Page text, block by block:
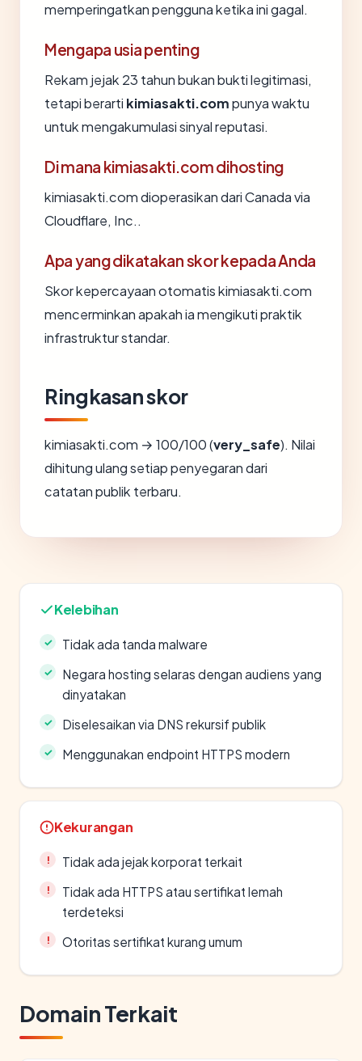
memperingatkan pengguna ketika ini gagal.
Mengapa usia penting
Rekam jejak 23 tahun bukan bukti legitimasi,
tetapi berarti kimiasakti.compunya waktu
untuk mengakumulasi sinyal reputasi.
Di mana kimiasakti.com dihosting
kimiasakti.com dioperasikan dari Canada via
Cloudflare, Inc..
Apa yang dikatakan skor kepada Anda
Skor kepercayaan otomatis kimiasakti.com
mencerminkan apakah ia mengikuti praktik
infrastruktur standar.
Ringkasan skor
kimiasakti.com → 100/100 (very_safe). Nilai
dihitung ulang setiap penyegaran dari
catatan publik terbaru.
Kelebihan
Tidak ada tanda malware
Negara hosting selaras dengan audiens yang
dinyatakan
Diselesaikan via DNS rekursif publik
Menggunakan endpoint HTTPS modern
Kekurangan
Tidak ada jejak korporat terkait
Tidak ada HTTPS atau sertifikat lemah
terdeteksi
Otoritas sertifikat kurang umum
Domain Terkait